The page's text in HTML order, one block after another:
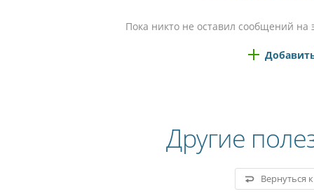
Пока никто не оставил сообщений
Другие
Вернуться